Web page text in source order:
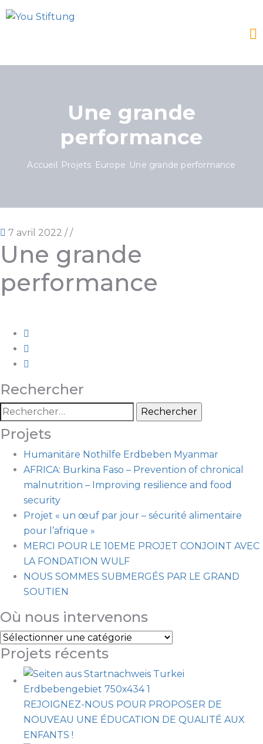
Une grande
performance
Accueil Projets Europe Une grande performance
7 avril 2022 / /
Une grande
performance
Rechercher
Projets
Humanitäre Nothilfe Erdbeben Myanmar
AFRICA: Burkina Faso – Prevention of chronical
malnutrition – Improving resilience and food
security
Projet « un œuf par jour – sécurité alimentaire
pour l’afrique »
MERCI POUR LE 10EME PROJET CONJOINT AVEC
LA FONDATION WULF
NOUS SOMMES SUBMERGÉS PAR LE GRAND
SOUTIEN
Où nous intervenons
Projets récents
REJOIGNEZ-NOUS POUR PROPOSER DE
NOUVEAU UNE ÉDUCATION DE QUALITÉ AUX
ENFANTS !